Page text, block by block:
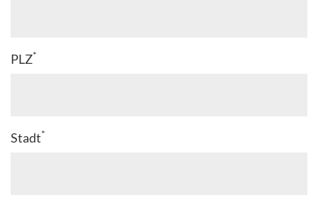
PLZ*
Stadt*